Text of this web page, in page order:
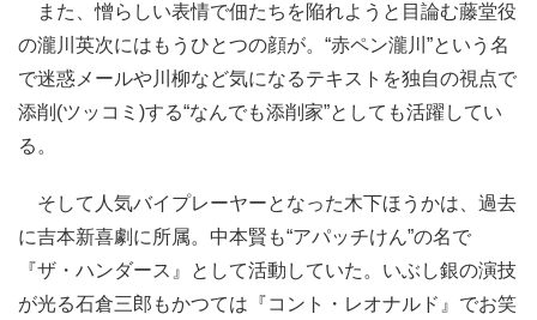
また、憎らしい表情で佃たちを陥れようと目論む藤堂役
の瀧川英次にはもうひとつの顔が。“赤ペン瀧川”という名
で迷惑メールや川柳など気になるテキストを独自の視点で
添削(ツッコミ)する“なんでも添削家”としても活躍してい
る。
そして人気バイプレーヤーとなった木下ほうかは、過去
に吉本新喜劇に所属。中本賢も“アパッチけん”の名で
『ザ・ハンダース』として活動していた。いぶし銀の演技
が光る石倉三郎もかつては『コント・レオナルド』でお笑